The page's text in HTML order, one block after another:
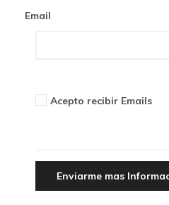
Email
Acepto recibir Emails